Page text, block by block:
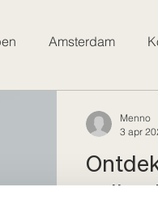
Amsterdam
Menno
3 apr